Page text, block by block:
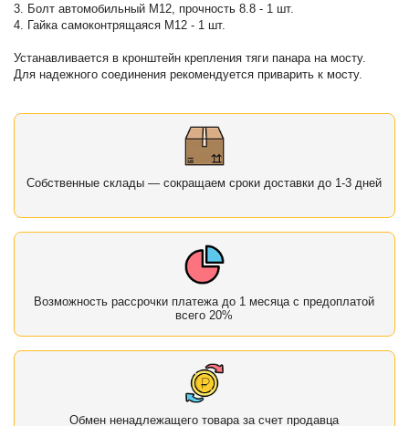
3. Болт автомобильный М12, прочность 8.8 - 1 шт.
4. Гайка самоконтрящаяся М12 - 1 шт.
Устанавливается в кронштейн крепления тяги панара на мосту.
Для надежного соединения рекомендуется приварить к мосту.
Собственные склады — сокращаем сроки доставки до 1-3 дней
Возможность рассрочки платежа до 1 месяца с предоплатой
всего 20%
Обмен ненадлежащего товара за счет продавца